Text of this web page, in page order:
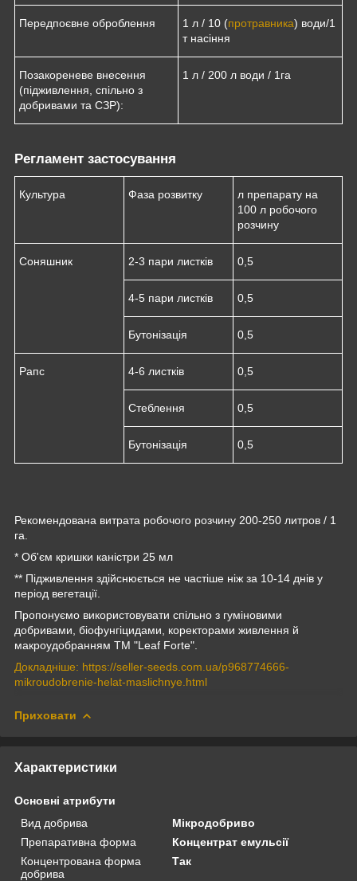
Передпоєвне оброблення 1 л / 10 (протравника) води/1
т насіння
Позакореневе внесення
(підживлення, спільно з
добривами та СЗР):
1 л / 200 л води / 1га
Регламент застосування
Культура Фаза розвитку
л препарату на
100 л робочого
розчину
Соняшник 2-3 пари листків 0,5
4-5 пари листків 0,5
Бутонізація 0,5
Рапс 4-6 листків 0,5
Стеблення 0,5
Бутонізація 0,5
Рекомендована витрата робочого розчину 200-250 литров / 1
га.
* Об'єм кришки каністри 25 мл
** Підживлення здійснюється не частіше ніж за 10-14 днів у
період вегетації.
Пропонуємо використовувати спільно з гуміновими
добривами, біофунгіцидами, коректорами живлення й
макроудобранням ТМ "Leaf Forte".
Докладніше: https://seller-seeds.com.ua/p968774666-
mikroudobrenie-helat-maslichnye.html
Приховати
Характеристики
Основні атрибути
Вид добрива
Мікродобриво
Препаративна форма
Концентрат емульсії
Концентрована форма
добрива
Так